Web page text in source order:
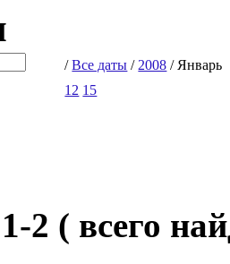
/Все даты / 2008 / Январь
12 15
2 ( всего